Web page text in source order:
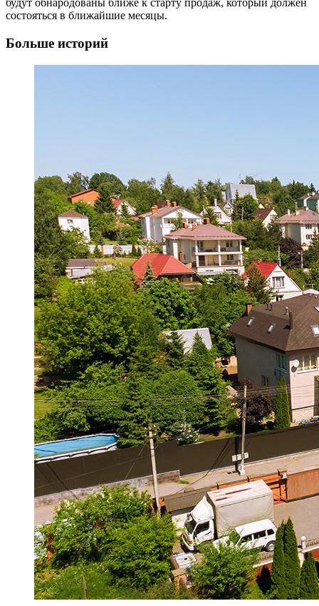
будут обнародованы ближе к старту продаж, который должен
состояться в ближайшие месяцы.
Больше историй